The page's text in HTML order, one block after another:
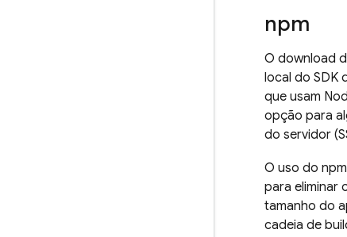
npm
O download
local do SDK
que usam
opção para
do servidor
O uso do
para eliminar
tamanho do
cadeia de